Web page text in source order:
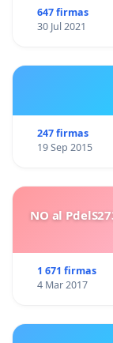
647 firmas
30 Jul 2021
247 firmas
19 Sep 2015
NO al
1 671 firmas
4 Mar 2017